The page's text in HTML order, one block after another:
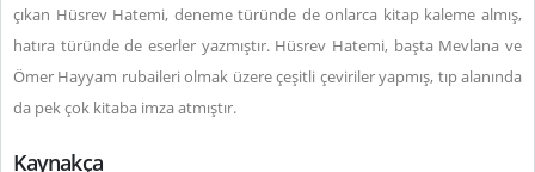
çıkan Hüsrev Hatemi, deneme türünde de onlarca kitap kaleme almış,
hatıra türünde de eserler yazmıştır. Hüsrev Hatemi, başta Mevlana ve
Ömer Hayyam rubaileri olmak üzere çeşitli çeviriler yapmış, tıp alanında
da pek çok kitaba imza atmıştır.
Kaynakça